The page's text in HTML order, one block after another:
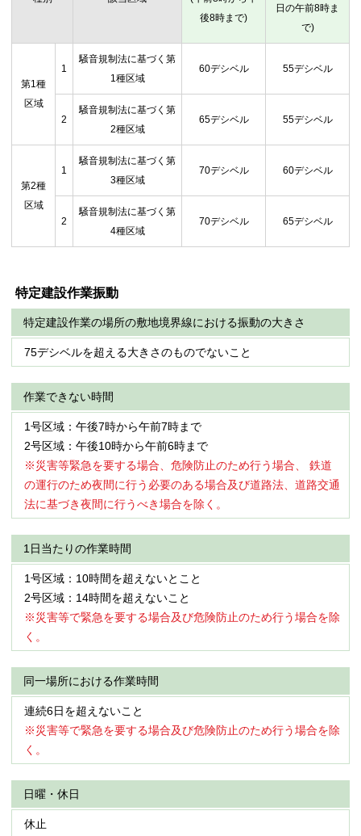
後8時まで)
日の午前8時ま
で)
第1種
区域
1
騒音規制法に基づく第
1種区域
60デシベル 55デシベル
2
騒音規制法に基づく第
2種区域
65デシベル 55デシベル
第2種
区域
1
騒音規制法に基づく第
3種区域
70デシベル 60デシベル
2
騒音規制法に基づく第
4種区域
70デシベル 65デシベル
特定建設作業振動
特定建設作業の場所の敷地境界線における振動の大きさ
75デシベルを超える大きさのものでないこと
作業できない時間
1号区域：午後7時から午前7時まで
2号区域：午後10時から午前6時まで
※災害等緊急を要する場合、危険防止のため行う場合、 鉄道
の運行のため夜間に行う必要のある場合及び道路法、道路交通
法に基づき夜間に行うべき場合を除く。
1日当たりの作業時間
1号区域：10時間を超えないとこと
2号区域：14時間を超えないこと
※災害等で緊急を要する場合及び危険防止のため行う場合を除
く。
同一場所における作業時間
連続6日を超えないこと
※災害等で緊急を要する場合及び危険防止のため行う場合を除
く。
日曜・休日
休止